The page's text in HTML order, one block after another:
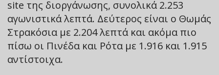
site της διοργάνωσης, συνολικά 2.253
αγωνιστικά λεπτά. Δεύτερος είναι ο Θωμάς
Στρακόσια με 2.204 λεπτά και ακόμα πιο
πίσω οι Πινέδα και Ρότα με 1.916 και 1.915
αντίστοιχα.